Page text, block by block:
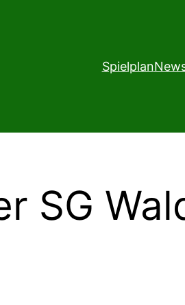
Spielplan
SG